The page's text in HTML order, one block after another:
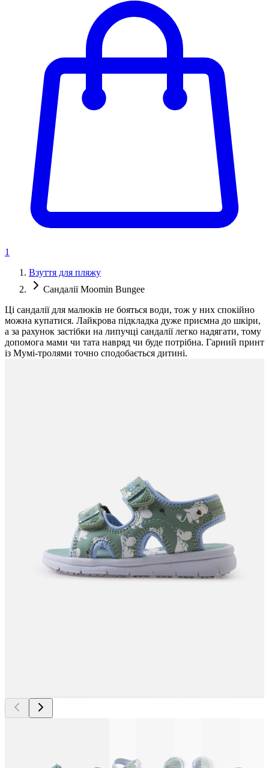
1
Взуття для пляжу
Сандалії Moomin Bungee
Ці сандалії для малюків не бояться води, тож у них спокійно
можна купатися. Лайкрова підкладка дуже приємна до шкіри,
а за рахунок застібки на липучці сандалії легко надягати, тому
допомога мами чи тата навряд чи буде потрібна. Гарний принт
із Мумі-тролями точно сподобається дитині.